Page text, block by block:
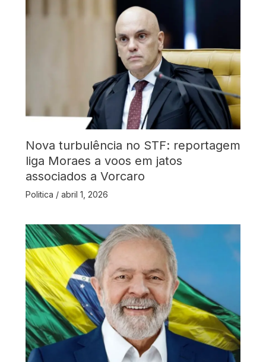
Nova turbulência no STF: reportagem
liga Moraes a voos em jatos
associados a Vorcaro
Politica / abril 1, 2026